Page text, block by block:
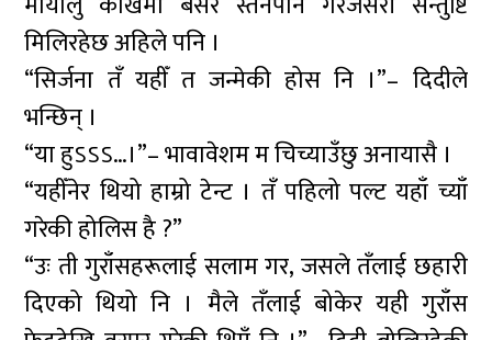
मिलिरहेछ अहिले पनि ।
“सिर्जना तँ यहीँ त जन्मेकी होस नि ।”– दिदीले
भन्छिन् ।
“या हुऽऽऽ…।”– भावावेशम म चिच्याउँछु अनायासै ।
“यहीँनेर थियो हाम्रो टेन्ट । तँ पहिलो पल्ट यहाँ च्याँ
गरेकी होलिस है ?”
“उः ती गुराँसहरूलाई सलाम गर, जसले तँलाई छहारी
दिएको थियो नि । मैले तँलाई बोकेर यही गुराँस